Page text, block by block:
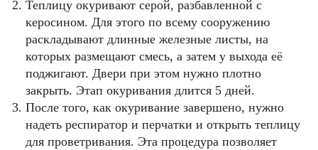
Теплицу окуривают серой, разбавленной с
керосином. Для этого по всему сооружению
раскладывают длинные железные листы, на
которых размещают смесь, а затем у выхода её
поджигают. Двери при этом нужно плотно
закрыть. Этап окуривания длится 5 дней.
После того, как окуривание завершено, нужно
надеть респиратор и перчатки и открыть теплицу
для проветривания. Эта процедура позволяет